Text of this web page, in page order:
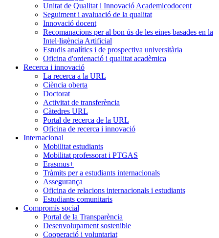
Unitat de Qualitat i Innovació Academicodocent
Seguiment i avaluació de la qualitat
Innovació docent
Recomanacions per al bon ús de les eines basades en la
Intel·ligència Artificial
Estudis analítics i de prospectiva universitària
Oficina d'ordenació i qualitat acadèmica
Recerca i innovació
La recerca a la URL
Ciència oberta
Doctorat
Activitat de transferència
Càtedres URL
Portal de recerca de la URL
Oficina de recerca i innovació
Internacional
Mobilitat estudiants
Mobilitat professorat i PTGAS
Erasmus+
Tràmits per a estudiants internacionals
Assegurança
Oficina de relacions internacionals i estudiants
Estudiants comunitaris
Compromís social
Portal de la Transparència
Desenvolupament sostenible
Cooperació i voluntariat